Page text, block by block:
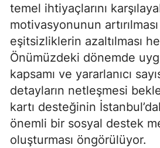
temel ihtiyaçlarını
motivasyonunun
eşitsizliklerin azaltılması
Önümüzdeki dönemde
kapsamı ve yararlanıcı
detayların netleşmesi
kartı desteğinin
önemli bir sosyal destek
oluşturması öngörülüyor.